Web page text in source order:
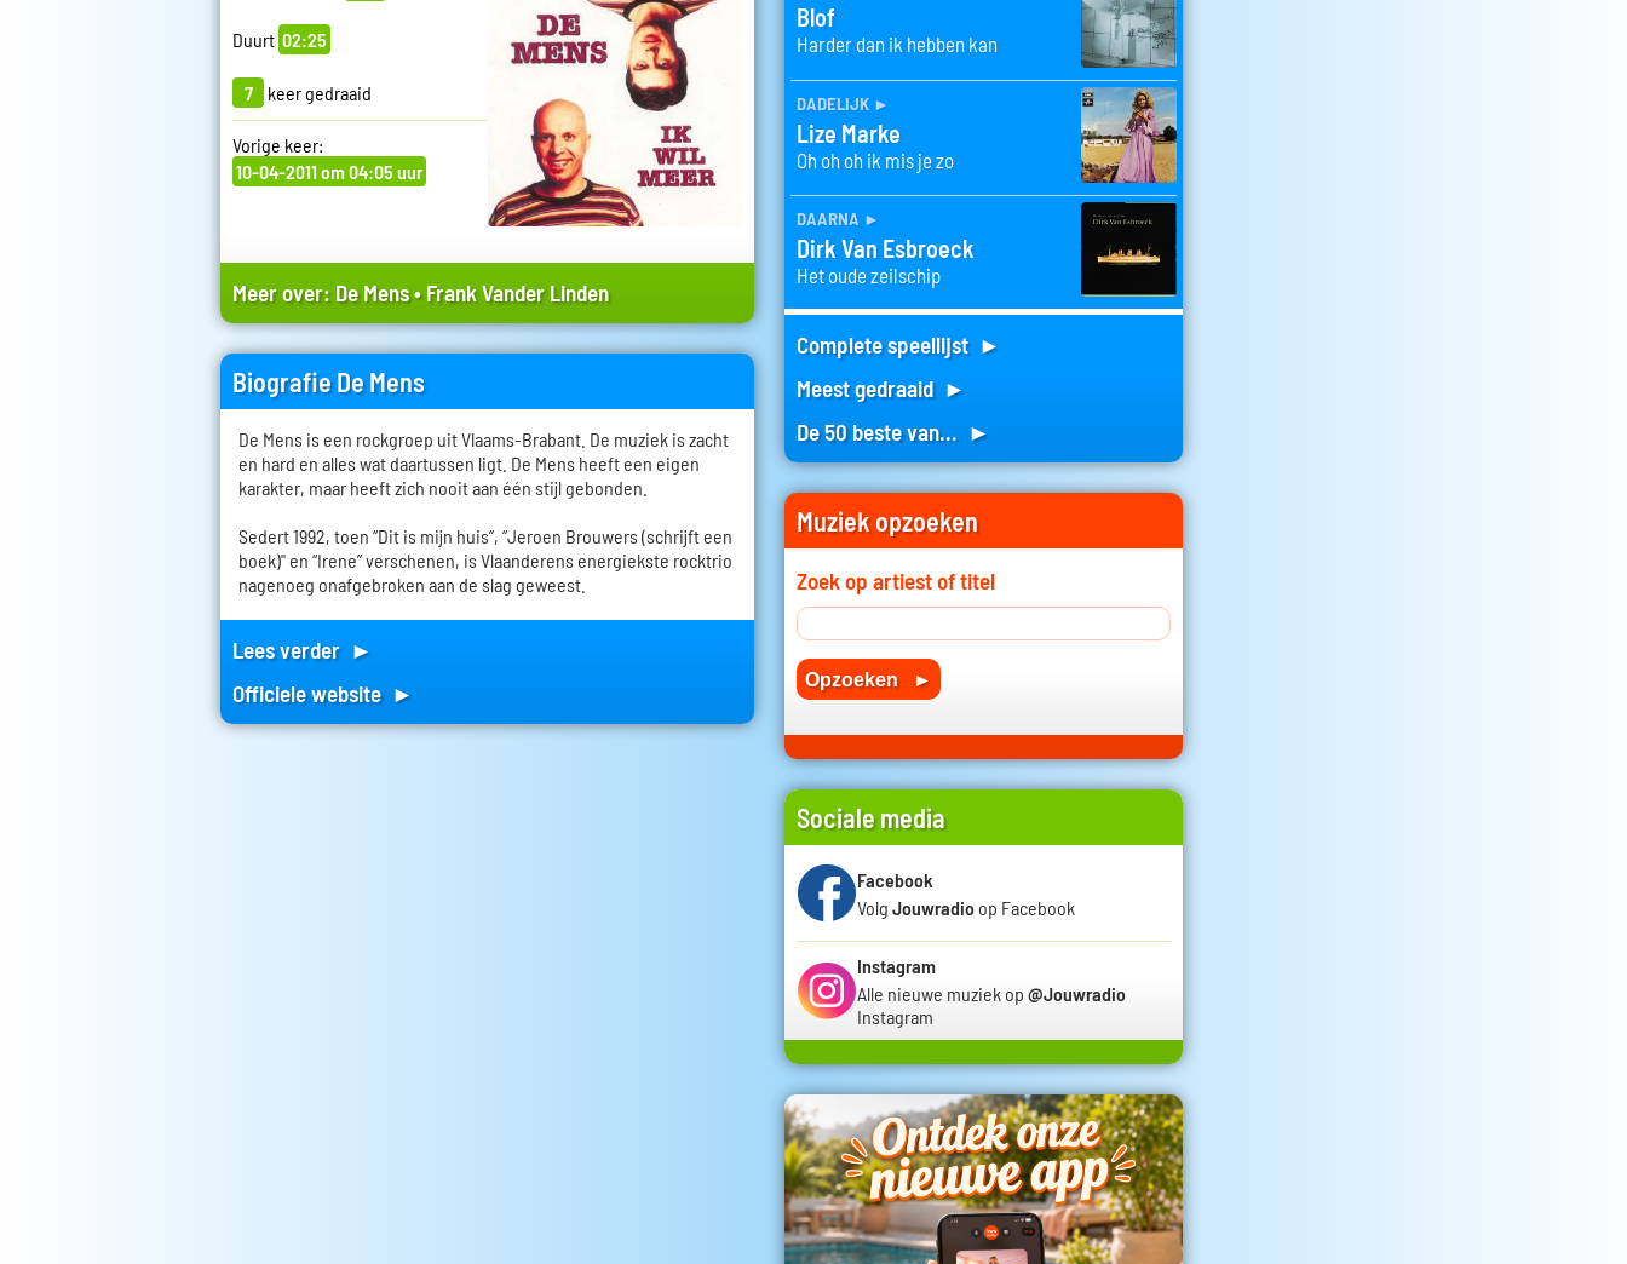
Duurt 02:25
7 keer gedraaid
Vorige keer:
10-04-2011 om 04:05 uur
Meer over: De Mens•Frank Vander Linden
Biografie De Mens
De Mens is een rockgroep uit Vlaams-Brabant. De muziek is zacht
en hard en alles wat daartussen ligt. De Mens heeft een eigen
karakter, maar heeft zich nooit aan één stijl gebonden.
Sedert 1992, toen “Dit is mijn huis”, “Jeroen Brouwers (schrijft een
boek)" en “Irene” verschenen, is Vlaanderens energiekste rocktrio
nagenoeg onafgebroken aan de slag geweest.
Lees verder ►
Officiele website ►
Blof
Harder dan ik hebben kan
dadelijk ►
Lize Marke
Oh oh oh ik mis je zo
daarna ►
Dirk Van Esbroeck
Het oude zeilschip
Complete speellijst ►
Meest gedraaid ►
De 50 beste van... ►
Muziek opzoeken
Zoek op artiest of titel
Sociale media
Facebook
Volg Jouwradio op Facebook
Instagram
Alle nieuwe muziek op @Jouwradio
Instagram